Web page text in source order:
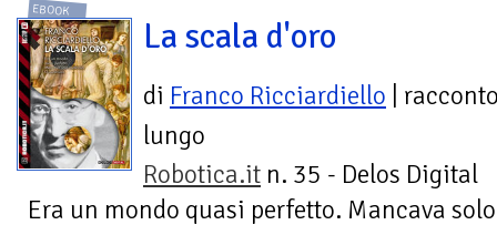
EBOOK
La scala d'oro
di Franco Ricciardiello |
lungo
Robotica.it n. 35 - Delos Digital
Era un mondo quasi perfetto. Mancava